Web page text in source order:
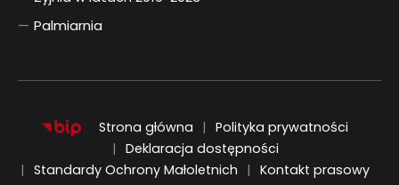
Palmiarnia
Strona główna
Polityka prywatności
Deklaracja dostępności
Standardy Ochrony Małoletnich
Kontakt prasowy
ENGLISHUKRAIŃSKI